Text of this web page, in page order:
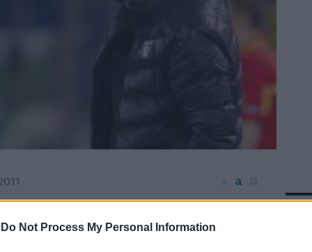
Do Not Process My Personal Information
a
quella tra Lazio e Udinese. I
In